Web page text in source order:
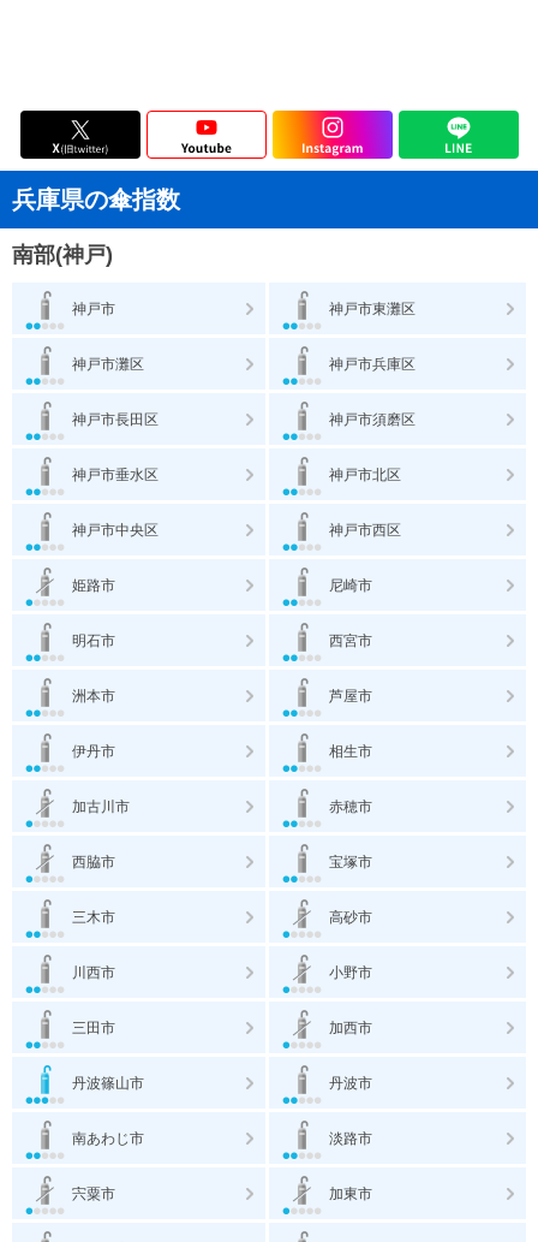
兵庫県の傘指数
南部(神戸)
神戸市 神戸市東灘区
神戸市灘区 神戸市兵庫区
神戸市長田区 神戸市須磨区
神戸市垂水区 神戸市北区
神戸市中央区 神戸市西区
姫路市 尼崎市
明石市 西宮市
洲本市 芦屋市
伊丹市 相生市
加古川市 赤穂市
西脇市 宝塚市
三木市 高砂市
川西市 小野市
三田市 加西市
丹波篠山市 丹波市
南あわじ市 淡路市
宍粟市 加東市